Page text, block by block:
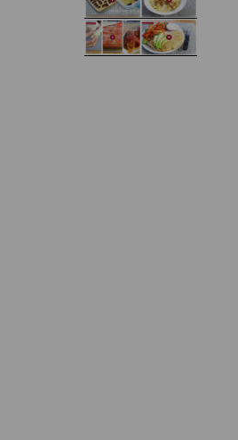
Domowe żelki
Zupa kurkowa z
selerem i pietruszką